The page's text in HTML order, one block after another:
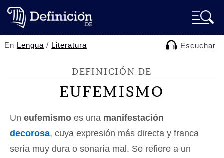
En Lengua / Literatura Escuchar
DEFINICIÓN DE
EUFEMISMO
Un eufemismo es una manifestación
decorosa, cuya expresión más directa y franca
sería muy dura o sonaría mal. Se refiere a un